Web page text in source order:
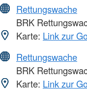
Rettungswache
BRK
Karte: Link zur
Rettungswache
BRK
Karte: Link zur